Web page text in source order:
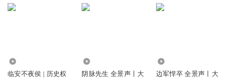
临安不夜侯 | 历史权
阴脉先生 全景声丨大
边军悍卒 全景声丨大